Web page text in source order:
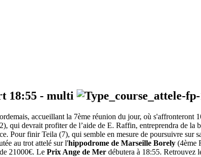
18:55 - multi
accueillant la 7ème réunion du jour, où s'affronteront
qui devrait profiter de l’aide de E. Raffin, entreprendra de la
Pour finir Teila (7), qui semble en mesure de poursuivre sur
au trot attelé sur l'hippodrome de Marseille Borely (4ème
21000€. Le Prix Ange de Mer débutera à 18:55. Retrouvez